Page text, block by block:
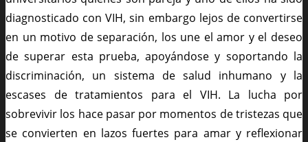
diagnosticado con VIH, sin embargo lejos de convertirse
en un motivo de separación, los une el amor y el deseo
de superar esta prueba, apoyándose y soportando la
discriminación, un sistema de salud inhumano y la
escases de tratamientos para el VIH. La lucha por
sobrevivir los hace pasar por momentos de tristezas que
se convierten en lazos fuertes para amar y reflexionar